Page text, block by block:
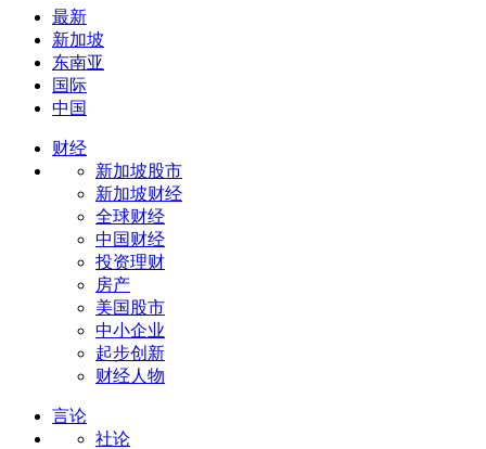
最新
新加坡
东南亚
国际
中国
财经
新加坡股市
新加坡财经
全球财经
中国财经
投资理财
房产
美国股市
中小企业
起步创新
财经人物
言论
社论